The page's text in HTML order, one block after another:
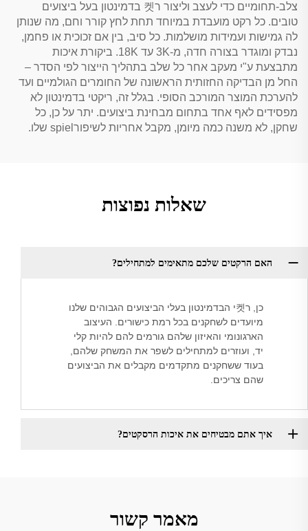
צלב-תחומיים כדי לעצב וליצור ר켓 בדמינטון בעל ביצועים
טובים. כל רקט מועבדת במיוחד תחת לחץ קורר וחם, מה שנותן
לה גמישות ועמידות מושלמות. כל סיב, בין אם זכוכית או פחמן,
נבדק ומוגדר בצורה חדה, מ-3K עד 18K. ביקורת איכות
מתבצעת ע"י מעקב אחר כל שלב בתהליך הייצור לפי הסדר –
החל מן הבדיקה החזותית הראשונה של החומרים הגולמיים ועד
להערכת המוצר המורכב הסופי. בגלל זה, ריקטי בדמינטון לא
מפסידים לאף אחד בתחום מבחינת ביצועים. יתר על כן, כל
שחקן, לא משנה כמה מיומן, מקבל אחריות לשיפורspiel שלו.
שאלות נפוצות
האם הרקטים שלכם מתאימים למתחילים?
כן, ר켓י הבדמינטון בעלי הביצועים הגבוהים שלנו
מיועדים לשחקנים בכל רמת כישורים. העיצוב
הארגונומי והאיזון שלהם גורמים להם להיות קלי
יד, ועוזרים למתחילים לשפר את המשחק שלהם,
בעוד ששחקנים מתקדמים מקבלים את הביצועים
שהם צריכים.
איך אתם מבטיחים את איכות הרסקטים?
מאמר קשור